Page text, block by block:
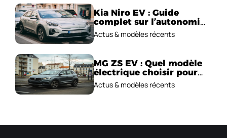
Kia Niro EV : Guide
complet sur l’autonomie
et le prix !
Actus & modèles récents
MG ZS EV : Quel modèle
électrique choisir pour
2026 ?
Actus & modèles récents